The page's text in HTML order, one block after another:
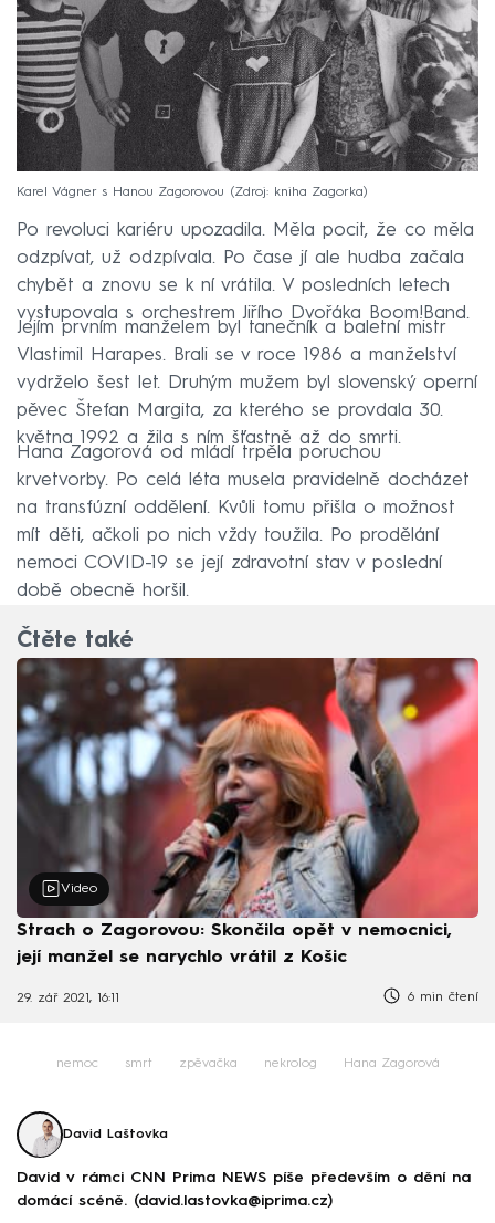
Karel Vágner s Hanou Zagorovou Zdroj: kniha Zagorka
Po revoluci kariéru upozadila. Měla pocit, že co měla
odzpívat, už odzpívala. Po čase jí ale hudba začala
chybět a znovu se k ní vrátila. V posledních letech
vystupovala s orchestrem Jiřího Dvořáka Boom!Band.
Jejím prvním manželem byl tanečník a baletní mistr
Vlastimil Harapes. Brali se v roce 1986 a manželství
vydrželo šest let. Druhým mužem byl slovenský operní
pěvec Štefan Margita, za kterého se provdala 30.
května 1992 a žila s ním šťastně až do smrti.
Hana Zagorová od mládí trpěla poruchou
krvetvorby. Po celá léta musela pravidelně docházet
na transfúzní oddělení. Kvůli tomu přišla o možnost
mít děti, ačkoli po nich vždy toužila. Po prodělání
nemoci COVID-19 se její zdravotní stav v poslední
době obecně horšil.
Čtěte také
Video
Strach o Zagorovou: Skončila opět v nemocnici,
její manžel se narychlo vrátil z Košic
29. zář 2021, 16:11 6 min čtení
nemoc smrt zpěvačka nekrolog Hana Zagorová
David Laštovka
David v rámci CNN Prima NEWS píše především o dění na
domácí scéně. (david.lastovka@iprima.cz)